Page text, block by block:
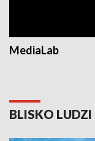
MediaLab
BLISKO LUDZI